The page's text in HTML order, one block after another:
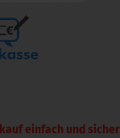
einfach und sicher